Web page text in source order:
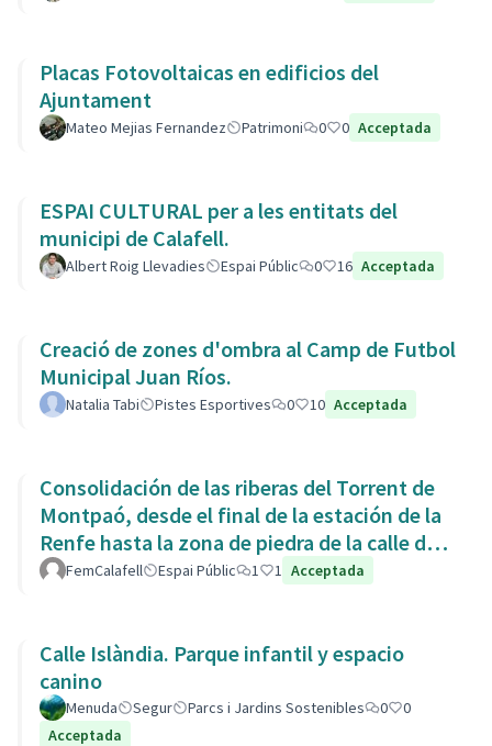
Placas Fotovoltaicas en edificios del
Ajuntament
Mateo Mejias Fernandez Patrimoni 0 0 Acceptada
ESPAI CULTURAL per a les entitats del
municipi de Calafell.
Albert Roig Llevadies Espai Públic 0 16 Acceptada
Creació de zones d'ombra al Camp de Futbol
Municipal Juan Ríos.
Natalia Tabi Pistes Esportives 0 10 Acceptada
Consolidación de las riberas del Torrent de
Montpaó, desde el final de la estación de la
Renfe hasta la zona de piedra de la calle de
L’Estany.
FemCalafell Espai Públic 1 1 Acceptada
Calle Islàndia. Parque infantil y espacio
canino
Menuda Segur Parcs i Jardins Sostenibles 0
0
Acceptada